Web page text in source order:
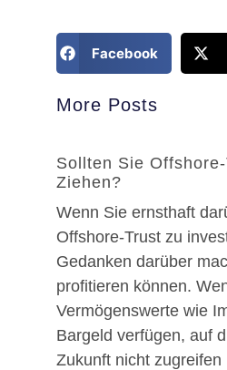
Facebook
More Posts
Sollten Sie
Ziehen?
Wenn Sie ernsthaft
Offshore-Trust zu
Gedanken darüber
profitieren können.
Vermögenswerte wie
Bargeld verfügen, auf
Zukunft nicht